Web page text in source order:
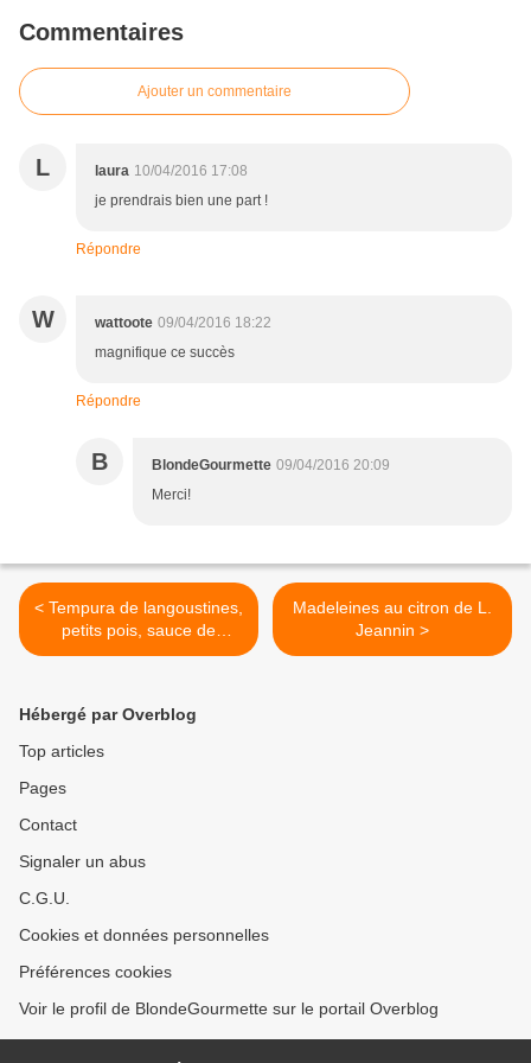
Commentaires
Ajouter un commentaire
L laura 10/04/2016 17:08
je prendrais bien une part !
Répondre
W wattoote 09/04/2016 18:22
magnifique ce succès
Répondre
B BlondeGourmette 09/04/2016 20:09
Merci!
< Tempura de langoustines,
petits pois, sauce de
langoustines
Madeleines au citron de L.
Jeannin >
Hébergé par Overblog
Top articles
Pages
Contact
Signaler un abus
C.G.U.
Cookies et données personnelles
Préférences cookies
Voir le profil de BlondeGourmette sur le portail Overblog